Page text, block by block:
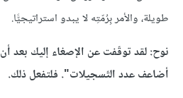
طويلة، والأمر بِرُمّتِه لا يبدو استراتيجيًّا.
نوح: لقد توقّفت عن الإصغاء إليك بعد
أضاعف عدد التّسجيلات". فلتفعل ذلك.